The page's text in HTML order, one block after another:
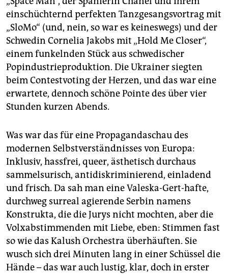
einschüchternd perfekten Tanzgesangsvortrag mit
„SloMo“ (und, nein, so war es keineswegs) und der
Schwedin Cornelia Jakobs mit „Hold Me Closer“,
einem funkelnden Stück aus schwedischer
Popindustrieproduktion. Die Ukrainer siegten
beim Contestvoting der Herzen, und das war eine
erwartete, dennoch schöne Pointe des über vier
Stunden kurzen Abends.
Was war das für eine Propagandaschau des
modernen Selbstverständnisses von Europa:
Inklusiv, hassfrei, queer, ästhetisch durchaus
sammelsurisch, antidiskriminierend, einladend
und frisch. Da sah man eine Valeska-Gert-hafte,
durchweg surreal agierende Serbin namens
Konstrukta, die die Jurys nicht mochten, aber die
Volxabstimmenden mit Liebe, eben: Stimmen fast
so wie das Kalush Orchestra überhäuften. Sie
wusch sich drei Minuten lang in einer Schüssel die
Hände – das war auch lustig, klar, doch in erster